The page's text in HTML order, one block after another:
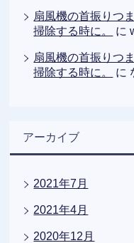
扇風機の首振りつ
掃除する時に。
に
扇風機の首振りつ
掃除する時に。
に
アーカイブ
2021年7月
2021年4月
2020年12月